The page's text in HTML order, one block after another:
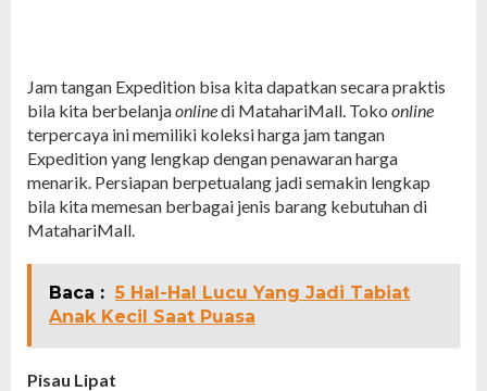
Jam tangan Expedition bisa kita dapatkan secara praktis
bila kita berbelanjaonlinedi MatahariMall. Toko online
terpercaya ini memiliki koleksi harga jam tangan
Expedition yang lengkap dengan penawaran harga
menarik. Persiapan berpetualang jadi semakin lengkap
bila kita memesan berbagai jenis barang kebutuhan di
MatahariMall.
Baca : 5 Hal-Hal Lucu Yang Jadi Tabiat
Anak Kecil Saat Puasa
Pisau Lipat